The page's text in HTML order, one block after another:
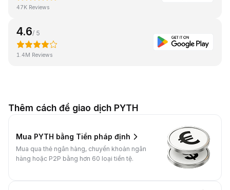
47K Reviews
4.6/ 5
1.4M Reviews
Thêm cách để giao dịch PYTH
Mua PYTH bằng Tiền pháp định
Mua qua thẻ ngân hàng, chuyển khoản ngân
hàng hoặc P2P bằng hơn 60 loại tiền tệ.